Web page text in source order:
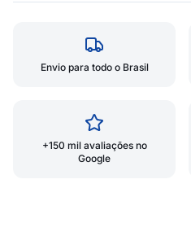
Envio para todo o Brasil
+150 mil avaliações no
Google